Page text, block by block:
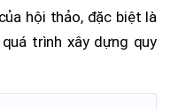
hội thảo, đặc biệt là
trình xây dựng quy